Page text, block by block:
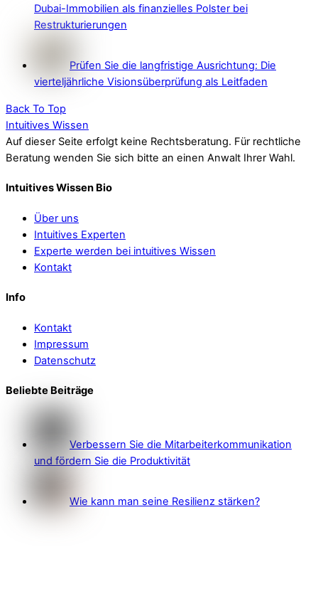
Dubai-Immobilien als finanzielles Polster bei
Restrukturierungen
Prüfen Sie die langfristige Ausrichtung: Die
vierteljährliche Visionsüberprüfung als Leitfaden
Back To Top
Intuitives Wissen
Auf dieser Seite erfolgt keine Rechtsberatung. Für rechtliche
Beratung wenden Sie sich bitte an einen Anwalt Ihrer Wahl.
Intuitives Wissen Bio
Über uns
Intuitives Experten
Experte werden bei intuitives Wissen
Kontakt
Info
Kontakt
Impressum
Datenschutz
Beliebte Beiträge
Verbessern Sie die Mitarbeiterkommunikation
und fördern Sie die Produktivität
Wie kann man seine Resilienz stärken?